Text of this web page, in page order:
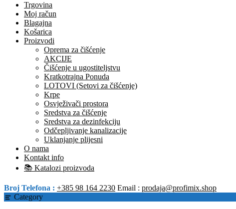
Trgovina
Moj račun
Blagajna
Košarica
Proizvodi
Oprema za čišćenje
AKCIJE
Čišćenje u ugostiteljstvu
Kratkotrajna Ponuda
LOTOVI (Setovi za čišćenje)
Krpe
Osvježivači prostora
Sredstva za čišćenje
Sredstva za dezinfekciju
Odčepljivanje kanalizacije
Uklanjanje plijesni
O nama
Kontakt info
📚 Katalozi proizvoda
Broj Telefona : +385 98 164 2230 Email : prodaja@profimix.shop
Category